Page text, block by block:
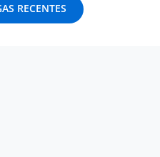
RECENTES